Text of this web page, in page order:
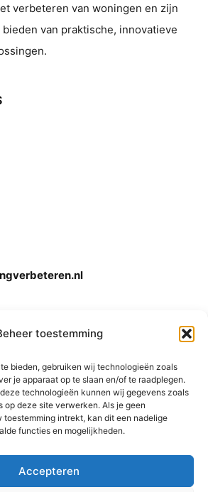
toestemming
bieden, gebruiken wij technologieën zoals
je apparaat op te slaan en/of te raadplegen.
technologieën kunnen wij gegevens zoals
op deze site verwerken. Als je geen
toestemming intrekt, kan dit een nadelige
functies en mogelijkheden.
Accepteren
verbeteren van woningen en zijn
van praktische, innovatieve